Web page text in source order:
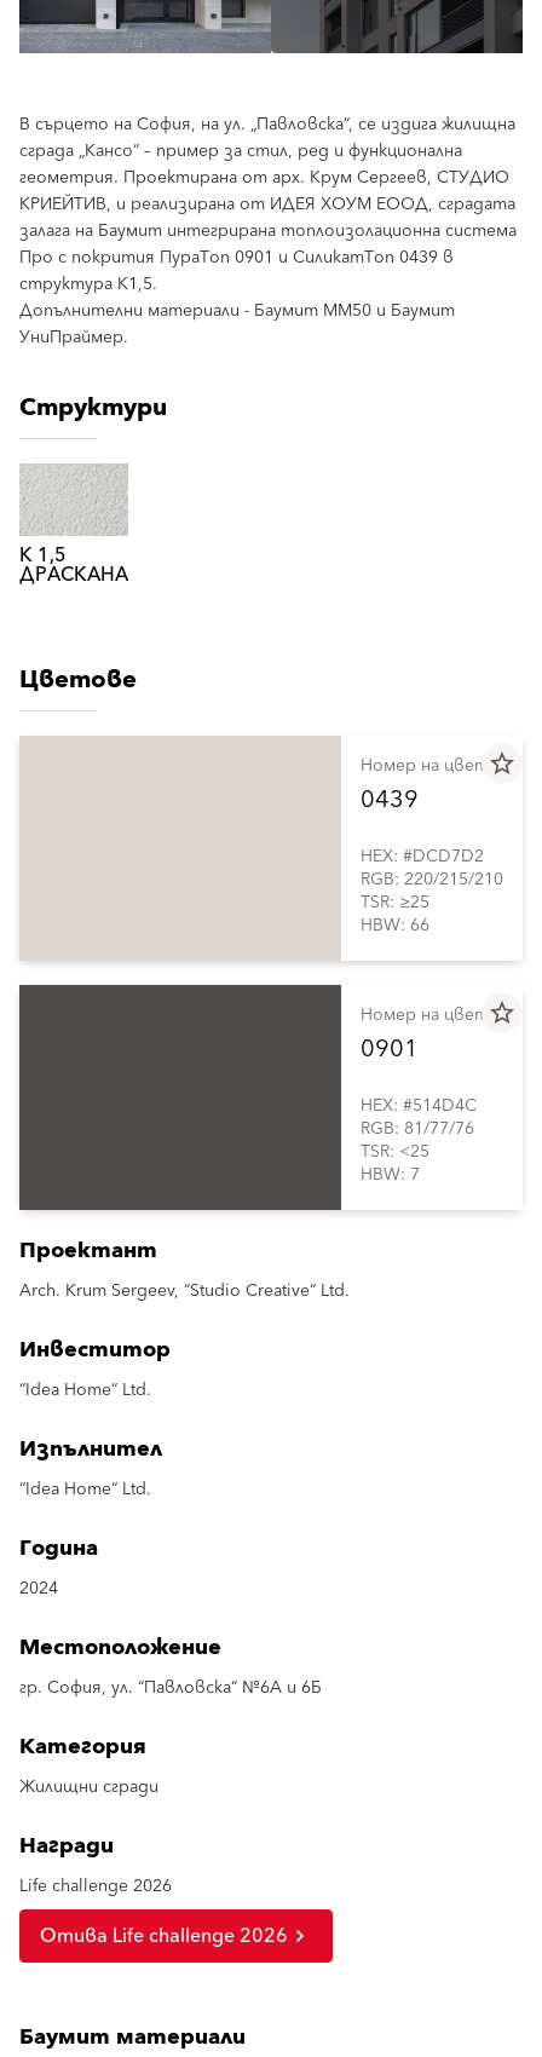
В сърцето на София, на ул. „Павловска“, се издига жилищна
сграда „Кансо“ – пример за стил, ред и функционална
геометрия. Проектирана от арх. Крум Сергеев, СТУДИО
КРИЕЙТИВ, и реализирана от ИДЕЯ ХОУМ ЕООД, сградата
залага на Баумит интегрирана топлоизолационна система
Про с покрития ПураТоп 0901 и СиликатТоп 0439 в
структура К1,5.
Допълнителни материали - Баумит ММ50 и Баумит
УниПраймер.
Структури
К 1,5
ДРАСКАНА
Цветове
star_border
Номер на цвета
0439
HEX: #DCD7D2
RGB: 220/215/210
TSR: ≥25
HBW: 66
star_border
Номер на цвета
0901
HEX: #514D4C
RGB: 81/77/76
TSR: <25
HBW: 7
Проектант
Arch. Krum Sergeev, “Studio Creative“ Ltd.
Инвеститор
“Idea Home“ Ltd.
Изпълнител
“Idea Home“ Ltd.
Година
2024
Местоположение
гр. София, ул. “Павловска“ №6А и 6Б
Категория
Жилищни сгради
Награди
Life challenge 2026
Отива Life challenge 2026
Баумит материали